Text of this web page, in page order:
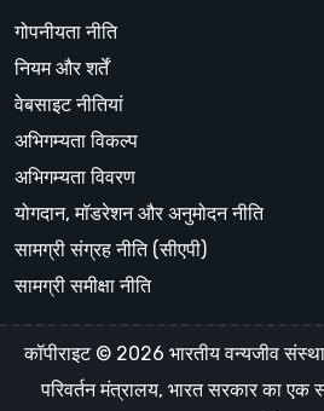
गोपनीयता नीति
नियम और शर्तें
वेबसाइट नीतियां
अभिगम्यता विकल्प
अभिगम्यता विवरण
योगदान, मॉडरेशन और अनुमोदन नीति
सामग्री संग्रह नीति (सीएपी)
सामग्री समीक्षा नीति
कॉपीराइट © 2026 भारतीय वन्यजीव
परिवर्तन मंत्रालय, भारत सरकार का एक